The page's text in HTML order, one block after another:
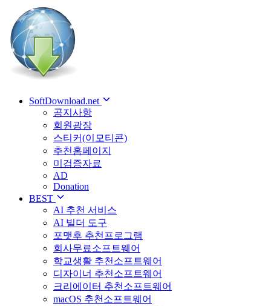
SoftDownload.net
공지사항
회원광장
스티커(이모티콘)
추천홈페이지
미검증자료
AD
Donation
BEST
AI 추천 서비스
AI 빌더 도구
포맷후 추천프로그램
회사무료소프트웨어
학교생활 추천소프트웨어
디자이너 추천소프트웨어
크리에이터 추천소프트웨어
macOS 추천소프트웨어